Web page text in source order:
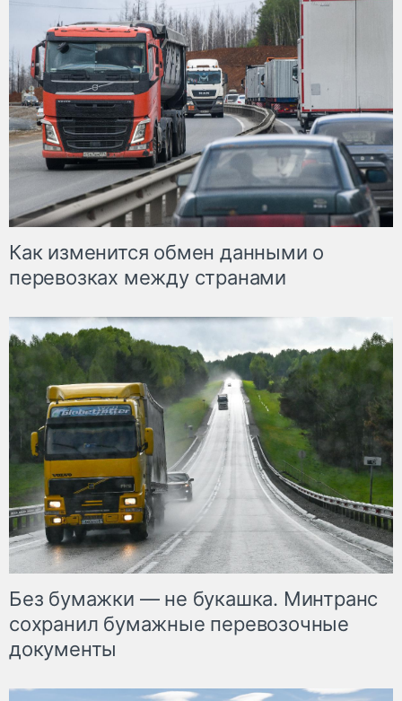
Как изменится обмен данными о
перевозках между странами
Без бумажки — не букашка. Минтранс
сохранил бумажные перевозочные
документы